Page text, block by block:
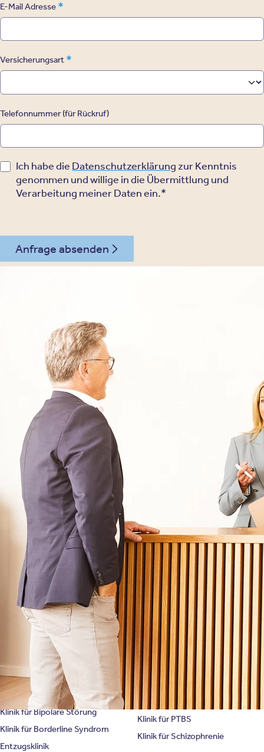
E-Mail Adresse *
Versicherungsart *
Telefonnummer (für Rückruf)
Ich habe die Datenschutzerklärung zur Kenntnis
genommen und willige in die Übermittlung und
Verarbeitung meiner Daten ein.*
Anfrage absenden
Informationen
Für Patienten
Für Zuweiser
Für Angehörige
Über Oberberg
Kliniken für Kinder & Jugendlichen
Krankheitsbilder & Therapien
Behandlungsfelder
Therapien
Symptome & Beschwerden
Selbsttests
Presse
Bewertungen
Karriere
Unternehmensfakten
Spezialisierte Kliniken
Klinik für Depression
Klinik für Burnout
Klinik für Angststörung
Klinik für Zwangsstörung
Klinik für Persönlichkeitsstörung
Klinik für Bipolare Störung
Klinik für Borderline Syndrom
Entzugsklinik
Suchtklinik
Klinik für Anorexie
Klinik für Erschöpfung
Klinik für Essstörung
Klinik für Mediensucht
Klinik für Psychose
Klinik für PTBS
Klinik für Schizophrenie